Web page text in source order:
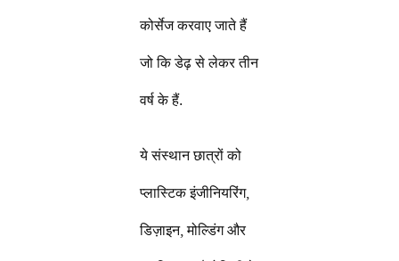
कोर्सेज करवाए जाते हैं
जो कि डेढ़ से लेकर तीन
वर्ष के हैं.
ये संस्थान छात्रों को
प्लास्टिक इंजीनियरिंग,
डिज़ाइन, मोल्डिंग और